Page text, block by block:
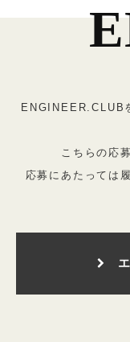
ENGINEER.CLUB
こちらの応
応募にあたっては